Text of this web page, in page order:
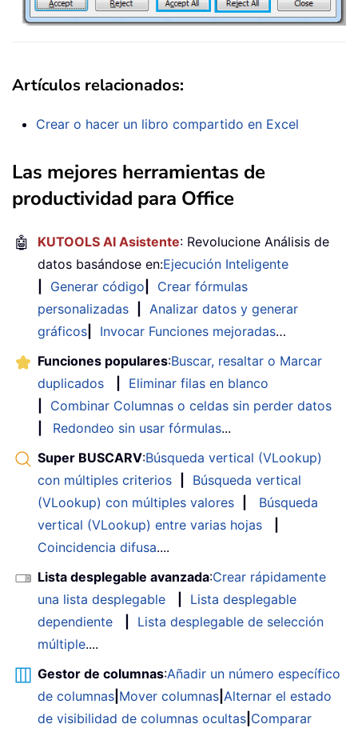
Artículos relacionados:
Crear o hacer un libro compartido en Excel
Las mejores herramientas de
productividad para Office
🤖 KUTOOLS AI Asistente: Revolucione Análisis de
datos basándose en:Ejecución Inteligente
Generar código
Crear fórmulas
personalizadas
Analizar datos y generar
gráficos
Invocar Funciones mejoradas…
Funciones populares:Buscar, resaltar o Marcar
duplicados
Eliminar filas en blanco
Combinar Columnas o celdas sin perder datos
Redondeo sin usar fórmulas...
Super BUSCARV:Búsqueda vertical (VLookup)
con múltiples criterios
Búsqueda vertical
(VLookup) con múltiples valores
Búsqueda
vertical (VLookup) entre varias hojas
Coincidencia difusa....
Lista desplegable avanzada:Crear rápidamente
una lista desplegable
Lista desplegable
dependiente
Lista desplegable de selección
múltiple....
Gestor de columnas:Añadir un número específico
de columnas Mover columnas Alternar el estado
de visibilidad de columnas ocultas Comparar